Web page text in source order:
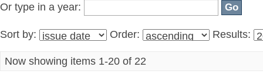
Or type in a year:
Sort by: Order: Results:
Now showing items 1-20 of 22